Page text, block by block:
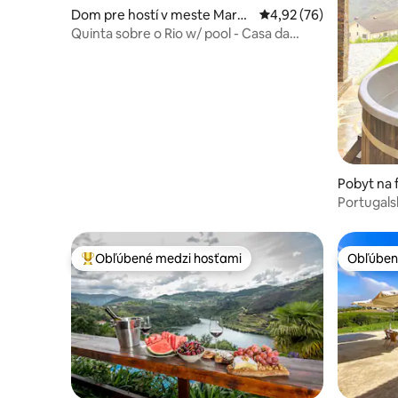
Dom pre hostí v meste Marco
de Canaveses
Priemerné
4,92 (76)
Quinta sobre o Rio w/ pool - Casa da
Pobyt na
e Ester
Najobľúbenejšie medzi hosťami
Obľúbené medzi hosťami